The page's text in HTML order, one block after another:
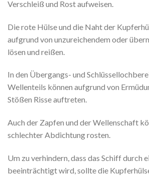
Verschleiß und Rost aufweisen.
Die rote Hülse und die Naht der
aufgrund von unzureichendem oder
lösen und reißen.
In den Übergangs- und
Wellenteils können aufgrund von
Stößen Risse auftreten.
Auch der Zapfen und der Wellenschaft
schlechter Abdichtung rosten.
Um zu verhindern, dass das Schiff durch
beeinträchtigt wird, sollte die